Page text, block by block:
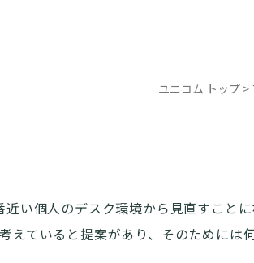
ユニコム トップ >
い個人のデスク環境から見直すこと
ていると提案があり、そのためには